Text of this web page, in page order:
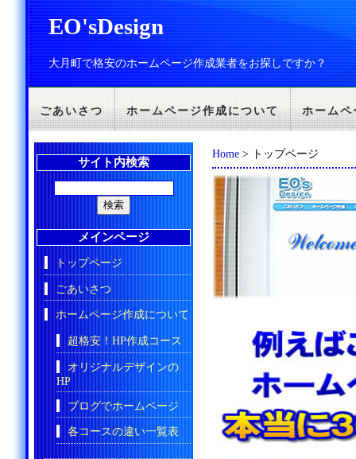
EO'sDesign
大月町で格安のホームページ作成業者をお探しですか？
ごあいさつ ホームページ作成について ホームペ
Home > トップページ
サイト内検索
メインページ
トップページ
ごあいさつ
ホームページ作成について
超格安！HP作成コース
オリジナルデザインの
HP
ブログでホームページ
各コースの違い一覧表